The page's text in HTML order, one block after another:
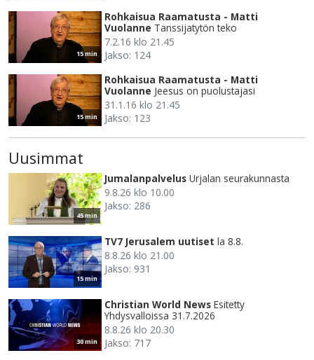
15 min
Rohkaisua Raamatusta - Matti
Vuolanne Tanssijatytön teko
7.2.16 klo 21.45
Jakso: 124
15 min
Rohkaisua Raamatusta - Matti
Vuolanne Jeesus on puolustajasi
31.1.16 klo 21.45
Jakso: 123
Uusimmat
45 min
Jumalanpalvelus Urjalan seurakunnasta
9.8.26 klo 10.00
Jakso: 286
15 min
TV7 Jerusalem uutiset la 8.8.
8.8.26 klo 21.00
Jakso: 931
30 min
Christian World News Esitetty
Yhdysvalloissa 31.7.2026
8.8.26 klo 20.30
Jakso: 717